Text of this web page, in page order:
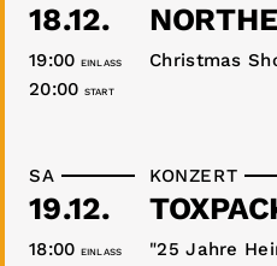
18.12.
EINLASS
19:00
START
20:00
Christmas
SA
19.12.
EINLASS
18:00
KONZERT
"25 Jahre